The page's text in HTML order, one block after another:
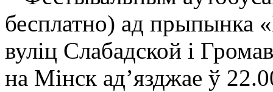
бесплатно) ад прыпынка
вуліц Слабадской і
на Мінск ад’язджае ў